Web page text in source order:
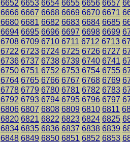
6652 6653 6654 6655 6656 6657
6666 6667 6668 6669 6670 6671
6680 6681 6682 6683 6684 6685
6694 6695 6696 6697 6698 6699
6708 6709 6710 6711 6712 6713
6722 6723 6724 6725 6726 6727
6736 6737 6738 6739 6740 6741
6750 6751 6752 6753 6754 6755
6764 6765 6766 6767 6768 6769
6778 6779 6780 6781 6782 6783
6792 6793 6794 6795 6796 6797
6806 6807 6808 6809 6810 6811
6820 6821 6822 6823 6824 6825
6834 6835 6836 6837 6838 6839
6848 6849 6850 6851 6852 6853